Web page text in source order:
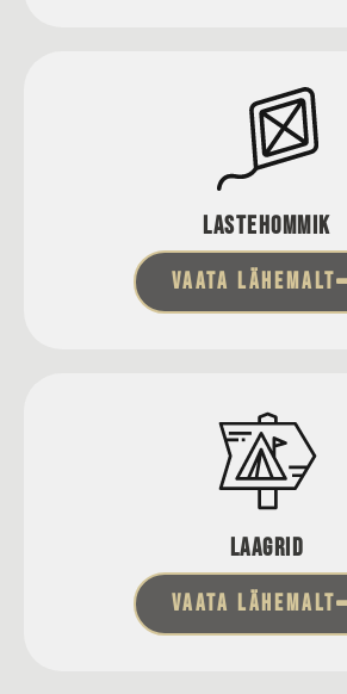
Lastehommik
VAATA LÄHEMALT
Laagrid
VAATA LÄHEMALT